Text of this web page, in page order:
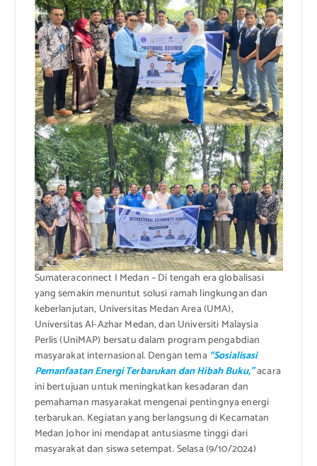
Sumateraconnect I Medan – Di tengah era globalisasi
yang semakin menuntut solusi ramah lingkungan dan
keberlanjutan, Universitas Medan Area (UMA),
Universitas Al-Azhar Medan, dan Universiti Malaysia
Perlis (UniMAP) bersatu dalam program pengabdian
masyarakat internasional. Dengan tema“Sosialisasi
Pemanfaatan Energi Terbarukan dan Hibah Buku,”acara
ini bertujuan untuk meningkatkan kesadaran dan
pemahaman masyarakat mengenai pentingnya energi
terbarukan. Kegiatan yang berlangsung di Kecamatan
Medan Johor ini mendapat antusiasme tinggi dari
masyarakat dan siswa setempat. Selasa (9/10/2024)